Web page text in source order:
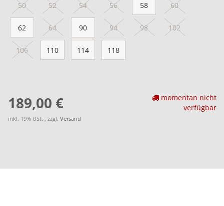
50 52 54 56 58 60
62 64 90 94 98 102
106 110 114 118
189,00 €
inkl. 19% USt. , zzgl. Versand
momentan nicht
verfügbar